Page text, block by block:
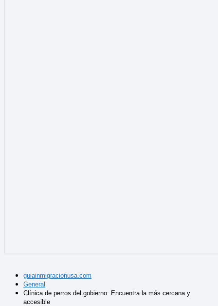
guiainmigracionusa.com
General
Clínica de perros del gobierno: Encuentra la más cercana y
accesible